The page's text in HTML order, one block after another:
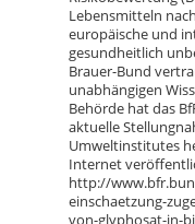
Lebensmitteln
europäische und
gesundheitlich
Brauer-Bund
unabhängigen
Behörde hat das
aktuelle
Umweltinstitutes
Internet
http://
einschaetzung-
von-glyphosat-in-